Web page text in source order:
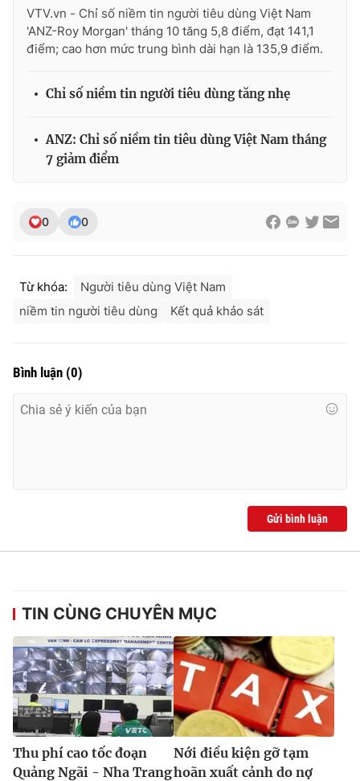
Ðiện thoại Thời báo VTV:024.66 897 897
Email:toasoan@vtv.vn
Liên hệ quảng cáo:024-7300.7108
® Cấm sao chép dưới mọi hình thức nếu không có sự chấp
thuận bằng văn bản. Ghi rõ nguồn VTV.vn khi phát hành lại
thông tin từ website này.
VTV.vn - Chỉ số niềm tin người tiêu dùng Việt Nam
'ANZ-Roy Morgan' tháng 10 tăng 5,8 điểm, đạt 141,1
điểm; cao hơn mức trung bình dài hạn là 135,9 điểm.
Chỉ số niềm tin người tiêu dùng tăng nhẹ
ANZ: Chỉ số niềm tin tiêu dùng Việt Nam tháng
7 giảm điểm
0 0
Từ khóa:
Người tiêu dùng Việt Nam
niềm tin người tiêu dùng
Kết quả khảo sát
Bình luận (0)
Gửi bình luận
TIN CÙNG CHUYÊN MỤC
Thu phí cao tốc đoạn
Quảng Ngãi - Nha Trang
Nới điều kiện gỡ tạm
hoãn xuất cảnh do nợ